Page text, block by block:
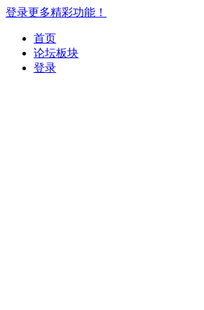
登录更多精彩功能！
首页
论坛板块
登录